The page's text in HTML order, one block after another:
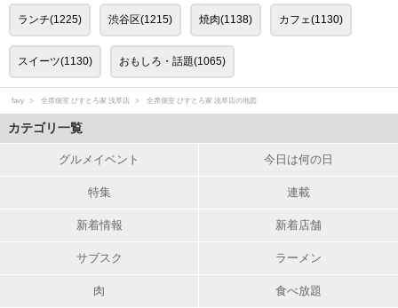
ランチ(1225) 渋谷区(1215) 焼肉(1138) カフェ(1130)
スイーツ(1130) おもしろ・話題(1065)
favy 全席個室 びすとろ家 浅草店 全席個室 びすとろ家 浅草店の地図
カテゴリ一覧
グルメイベント 今日は何の日
特集 連載
新着情報 新着店舗
サブスク ラーメン
肉 食べ放題